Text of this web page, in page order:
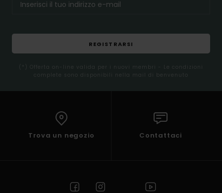
REGISTRARSI
(*) Offerta on-line valida per i nuovi membri - Le condizioni
complete sono disponibili nella mail di benvenuto
Trova un negozio Contattaci